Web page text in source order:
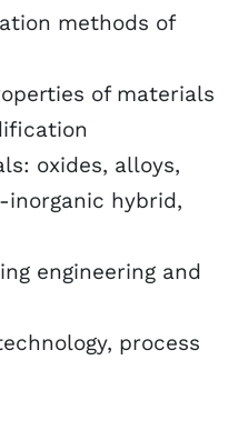
methods of
of materials
oxides, alloys,
inorganic hybrid,
engineering and
process